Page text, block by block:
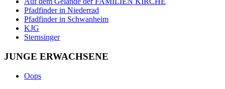
Pfadfinder in Niederrad
Pfadfinder in Schwanheim
KJG
Sternsinger
JUNGE ERWACHSENE
Oops